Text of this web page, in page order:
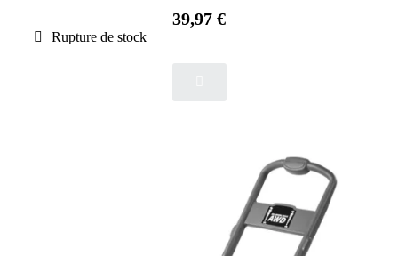
39,97 €
Rupture de stock